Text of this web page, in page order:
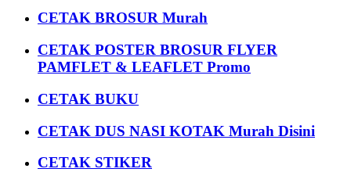
CETAK BROSUR Murah
CETAK POSTER BROSUR FLYER
PAMFLET & LEAFLET Promo
CETAK BUKU
CETAK DUS NASI KOTAK Murah Disini
CETAK STIKER